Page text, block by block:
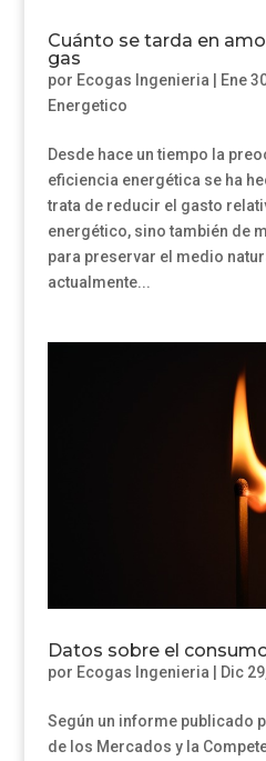
Cuánto se tarda en
gas
por Ecogas Ingenieria Ene
Energetico
Desde hace un tiempo la
eficiencia energética se ha
trata de reducir el gasto
energético, sino también de
para preservar el medio
actualmente...
Datos sobre el
por Ecogas Ingenieria Dic
Según un informe publicado
de los Mercados y la